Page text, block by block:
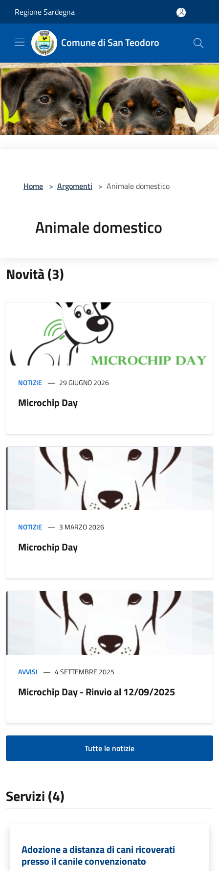
Regione Sardegna
Comune di San Teodoro
Home > Argomenti > Animale domestico
Animale domestico
Novità (3)
NOTIZIE 29 GIUGNO 2026
Microchip Day
NOTIZIE 3 MARZO 2026
Microchip Day
AVVISI 4 SETTEMBRE 2025
Microchip Day - Rinvio al 12/09/2025
Tutte le notizie
Servizi (4)
Adozione a distanza di cani ricoverati
presso il canile convenzionato